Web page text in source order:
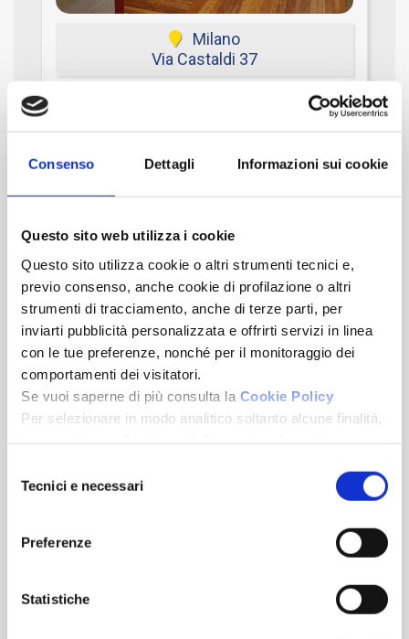
Consenso Dettagli Informazioni sui cookie
Questo sito web utilizza i cookie
Questo sito utilizza cookie o altri strumenti tecnici e,
previo consenso, anche cookie di profilazione o altri
strumenti di tracciamento, anche di terze parti, per
inviarti pubblicità personalizzata e offrirti servizi in linea
con le tue preferenze, nonché per il monitoraggio dei
comportamenti dei visitatori.
Se vuoi saperne di più consulta la Cookie Policy
Per selezionare in modo analitico soltanto alcune finalità,
Chiudendo questo banner tramite l’apposito comando
“Continua senza accettare” continuerai la navigazione del
sito in assenza di cookie o altri strumenti di tracciamento
diversi da quelli tecnici.
delTecnici e necessari
Preferenze
Statistiche
Milano
Via Castaldi 37
Rif. 984